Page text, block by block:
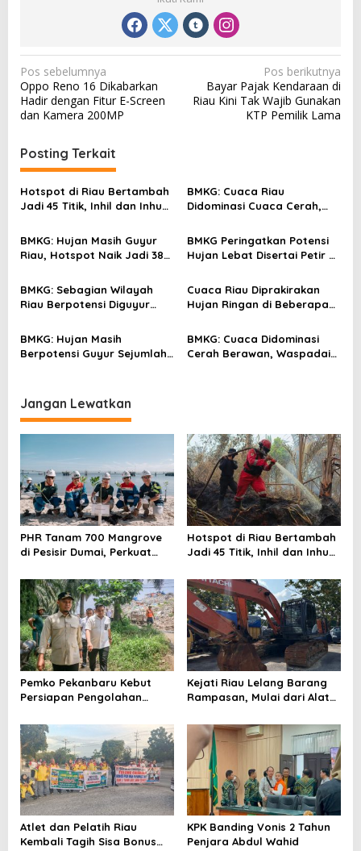
N
a
v
g
a
s
p
s
Pos sebelumnya
Oppo Reno 16 Dikabarkan
Hadir dengan Fitur E-Screen
dan Kamera 200MP
Pos berikutnya
Bayar Pajak Kendaraan di
Riau Kini Tak Wajib Gunakan
KTP Pemilik Lama
Posting Terkait
Hotspot di Riau Bertambah
Jadi 45 Titik, Inhil dan Inhu
BMKG: Cuaca Riau
Didominasi Cuaca Cerah,
BMKG: Hujan Masih Guyur
Riau, Hotspot Naik Jadi 38
BMKG Peringatkan Potensi
Hujan Lebat Disertai Petir di
BMKG: Sebagian Wilayah
Riau Berpotensi Diguyur
Titik
Cuaca Riau Diprakirakan
Hujan Ringan di Beberapa
Titik Panas
BMKG: Hujan Masih
Berpotensi Guyur Sejumlah
BMKG: Cuaca Didominasi
Cerah Berawan, Waspadai
Jangan Lewatkan
PHR Tanam 700 Mangrove
di Pesisir Dumai, Perkuat
Perubahan Iklim
Hotspot di Riau Bertambah
Jadi 45 Titik, Inhil dan Inhu
Pemko Pekanbaru Kebut
Persiapan Pengolahan
TPA Muara Fajar II
Kejati Riau Lelang Barang
Rampasan, Mulai dari Alat
Atlet dan Pelatih Riau
Kembali Tagih Sisa Bonus
KPK Banding Vonis 2 Tahun
Penjara Abdul Wahid